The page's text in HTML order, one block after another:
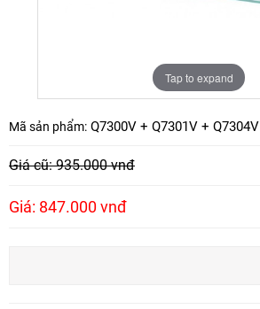
Tap to expand
Mã sản phẩm: Q7300V + Q7301V + Q7304V
Giá cũ: 935.000 vnđ
Giá: 847.000 vnđ